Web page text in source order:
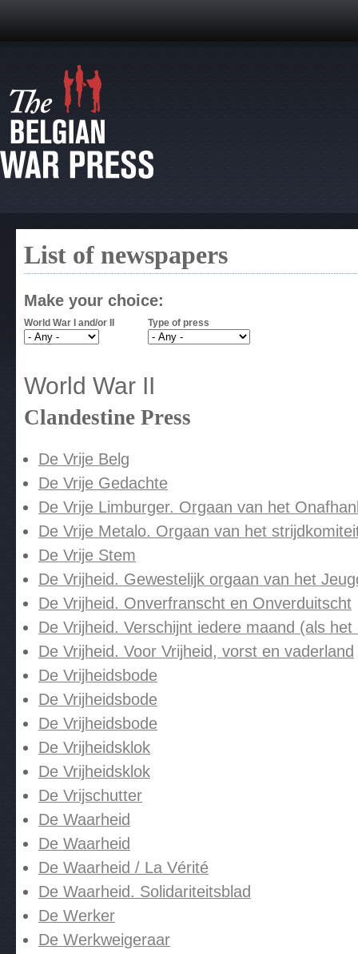
List of newspapers
Make your choice:
World War I and/or II Type of press
World War II
Clandestine Press
De Vrije Belg
De Vrije Gedachte
De Vrije Limburger. Orgaan van het
De Vrije Metalo. Orgaan van het
De Vrije Stem
De Vrijheid. Gewestelijk orgaan van het
De Vrijheid. Onverfranscht en Onverduitscht
De Vrijheid. Verschijnt iedere maand (als het
De Vrijheid. Voor Vrijheid, vorst en vaderland
De Vrijheidsbode
De Vrijheidsbode
De Vrijheidsbode
De Vrijheidsklok
De Vrijheidsklok
De Vrijschutter
De Waarheid
De Waarheid
De Waarheid / La Vérité
De Waarheid. Solidariteitsblad
De Werker
De Werkweigeraar